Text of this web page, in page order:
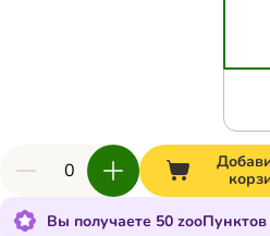
Вы получаете 50 zooПунктов